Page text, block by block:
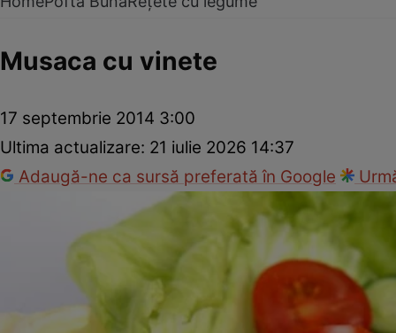
Musaca cu vinete
17 septembrie 2014 3:00
Ultima actualizare: 21 iulie 2026 14:37
Adaugă-ne ca sursă preferată în Google